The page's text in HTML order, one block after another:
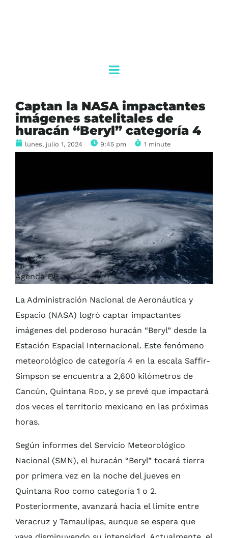
Captan la NASA impactantes
imágenes satelitales de
huracán “Beryl” categoría 4
lunes, julio 1, 2024 9:45 pm 1 minute
Agenda QR
La Administración Nacional de Aeronáutica y
Espacio (NASA) logró captar impactantes
imágenes del poderoso huracán “Beryl” desde la
Estación Espacial Internacional. Este fenómeno
meteorológico de categoría 4 en la escala Saffir-
Simpson se encuentra a 2,600 kilómetros de
Cancún, Quintana Roo, y se prevé que impactará
dos veces el territorio mexicano en las próximas
horas.
Según informes del Servicio Meteorológico
Nacional (SMN), el huracán “Beryl” tocará tierra
por primera vez en la noche del jueves en
Quintana Roo como categoría 1 o 2.
Posteriormente, avanzará hacia el límite entre
Veracruz y Tamaulipas, aunque se espera que